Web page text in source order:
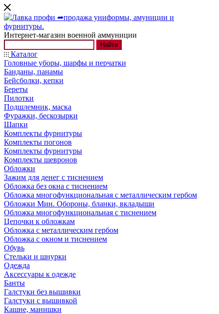
Интернет-магазин военной аммуниции
Найти
Каталог
Головные уборы, шарфы и перчатки
Банданы, панамы
Бейсболки, кепки
Береты
Пилотки
Подшлемник, маска
Фуражки, бескозырки
Шапки
Комплекты фурнитуры
Комплекты погонов
Комплекты фурнитуры
Комплекты шевронов
Обложки
Зажим для денег с тиснением
Обложка без окна с тиснением
Обложка многофункциональная с металлическим гербом
Обложки Мин. Обороны, бланки, вкладыши
Обложка многофункциональная с тиснением
Цепочки к обложкам
Обложка с металлическим гербом
Обложка с окном и тиснением
Обувь
Стельки и шнурки
Одежда
Аксессуары к одежде
Банты
Галстуки без вышивки
Галстуки с вышивкой
Кашне, манишки